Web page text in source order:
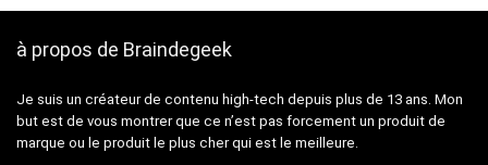
à propos de Braindegeek
Je suis un créateur de contenu high-tech depuis plus de 13 ans. Mon
but est de vous montrer que ce n’est pas forcement un produit de
marque ou le produit le plus cher qui est le meilleure.